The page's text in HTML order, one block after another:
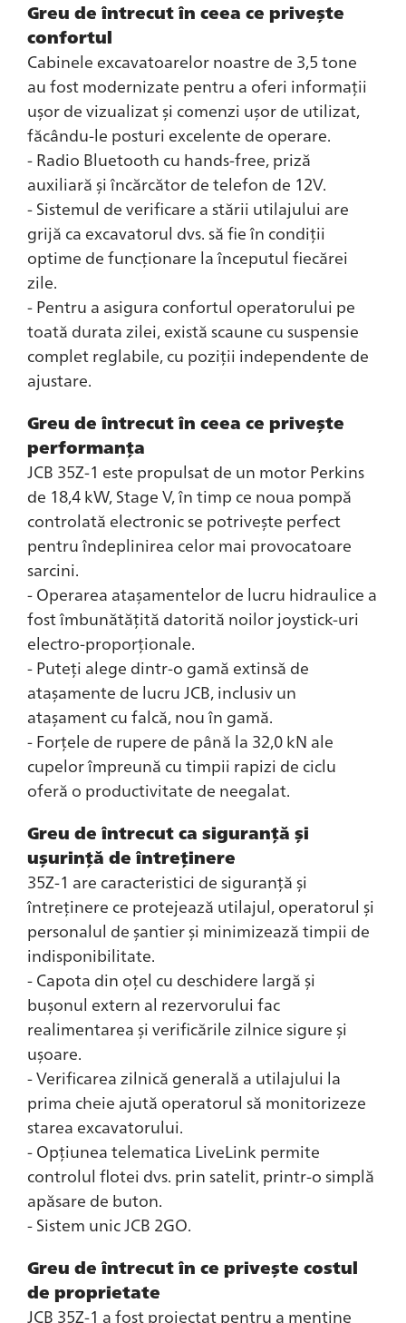
Greu de întrecut în ceea ce privește
confortul
Cabinele excavatoarelor noastre de 3,5 tone
au fost modernizate pentru a oferi informații
ușor de vizualizat și comenzi ușor de utilizat,
făcându-le posturi excelente de operare.
- Radio Bluetooth cu hands-free, priză
auxiliară și încărcător de telefon de 12V.
- Sistemul de verificare a stării utilajului are
grijă ca excavatorul dvs. să fie în condiții
optime de funcționare la începutul fiecărei
zile.
- Pentru a asigura confortul operatorului pe
toată durata zilei, există scaune cu suspensie
complet reglabile, cu poziții independente de
ajustare.
Greu de întrecut în ceea ce privește
performanța
JCB 35Z-1 este propulsat de un motor Perkins
de 18,4 kW, Stage V, în timp ce noua pompă
controlată electronic se potrivește perfect
pentru îndeplinirea celor mai provocatoare
sarcini.
- Operarea atașamentelor de lucru hidraulice a
fost îmbunătățită datorită noilor joystick-uri
electro-proporționale.
- Puteți alege dintr-o gamă extinsă de
atașamente de lucru JCB, inclusiv un
atașament cu falcă, nou în gamă.
- Forțele de rupere de până la 32,0 kN ale
cupelor împreună cu timpii rapizi de ciclu
oferă o productivitate de neegalat.
Greu de întrecut ca siguranță și
ușurință de întreținere
35Z-1 are caracteristici de siguranță și
întreținere ce protejează utilajul, operatorul și
personalul de șantier și minimizează timpii de
indisponibilitate.
- Capota din oțel cu deschidere largă și
bușonul extern al rezervorului fac
realimentarea și verificările zilnice sigure și
ușoare.
- Verificarea zilnică generală a utilajului la
prima cheie ajută operatorul să monitorizeze
starea excavatorului.
- Opțiunea telematica LiveLink permite
controlul flotei dvs. prin satelit, printr-o simplă
apăsare de buton.
- Sistem unic JCB 2GO.
Greu de întrecut în ce privește costul
de proprietate
JCB 35Z-1 a fost proiectat pentru a menține